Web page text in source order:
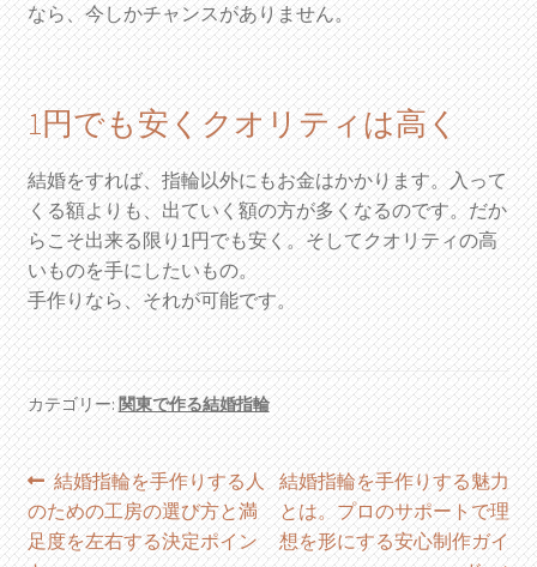
なら、今しかチャンスがありません。
1円でも安くクオリティは高く
結婚をすれば、指輪以外にもお金はかかります。入って
くる額よりも、出ていく額の方が多くなるのです。だか
らこそ出来る限り1円でも安く。そしてクオリティの高
いものを手にしたいもの。
手作りなら、それが可能です。
カテゴリー:関東で作る結婚指輪
投
稿
過
去
の
結婚指輪を手作りする人
のための工房の選び方と満
足度を左右する決定ポイン
次
の
投
結婚指輪を手作りする魅力
とは。プロのサポートで理
想を形にする安心制作ガイ